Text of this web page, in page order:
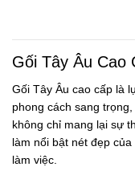
Gối Tây Âu Cao
Gối Tây Âu cao cấp là
phong cách sang
không chỉ mang lại sự
làm nổi bật nét đẹp
làm việc.